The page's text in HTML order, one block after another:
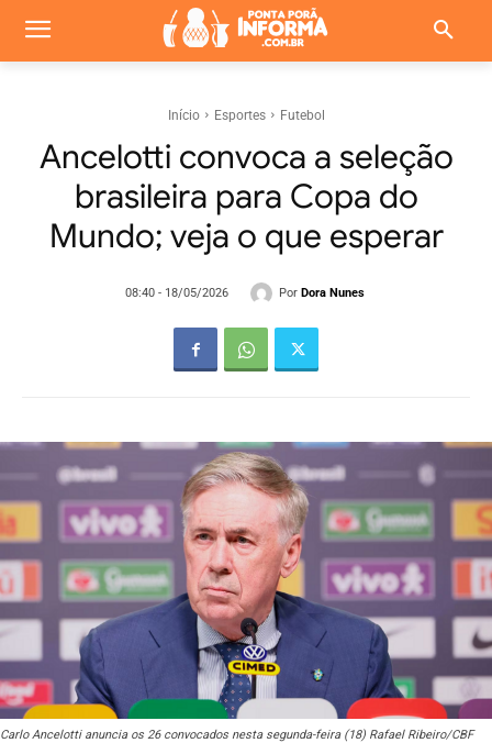
Início Esportes Futebol
Ancelotti convoca a seleção
brasileira para Copa do
Mundo; veja o que esperar
08:40 - 18/05/2026 Por Dora Nunes
Carlo Ancelotti anuncia os 26 convocados nesta segunda-feira (18) Rafael Ribeiro/CBF